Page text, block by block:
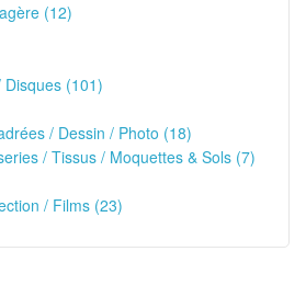
(12)
(101)
/ Dessin / Photo (18)
/ Tissus / Moquettes & Sols (7)
/ Films (23)